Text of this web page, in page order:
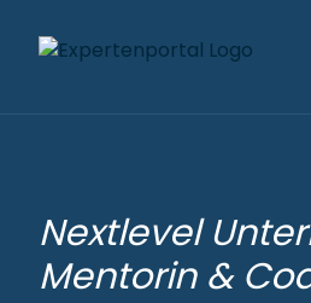
Nextlevel
Mentorin &